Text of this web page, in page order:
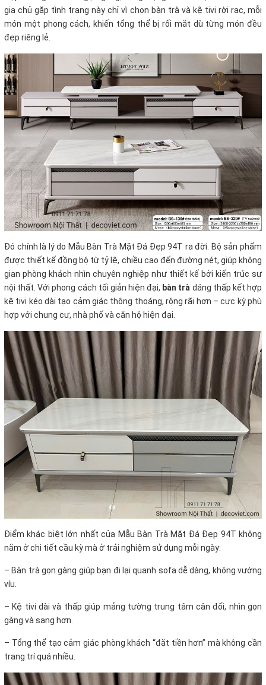
gia chủ gặp tình trạng này chỉ vì chọn bàn trà và kệ tivi rời rạc, mỗi
món một phong cách, khiến tổng thể bị rối mắt dù từng món đều
đẹp riêng lẻ.
Đó chính là lý do Mẫu Bàn Trà Mặt Đá Đẹp 94T ra đời. Bộ sản phẩm
được thiết kế đồng bộ từ tỷ lệ, chiều cao đến đường nét, giúp không
gian phòng khách nhìn chuyên nghiệp như thiết kế bởi kiến trúc sư
nội thất. Với phong cách tối giản hiện đại, bàn trà dáng thấp kết hợp
kệ tivi kéo dài tạo cảm giác thông thoáng, rộng rãi hơn – cực kỳ phù
hợp với chung cư, nhà phố và căn hộ hiện đại.
Điểm khác biệt lớn nhất của Mẫu Bàn Trà Mặt Đá Đẹp 94T không
nằm ở chi tiết cầu kỳ mà ở trải nghiệm sử dụng mỗi ngày:
– Bàn trà gọn gàng giúp bạn đi lại quanh sofa dễ dàng, không vướng
víu.
– Kệ tivi dài và thấp giúp mảng tường trung tâm cân đối, nhìn gọn
gàng và sang hơn.
– Tổng thể tạo cảm giác phòng khách “đắt tiền hơn” mà không cần
trang trí quá nhiều.